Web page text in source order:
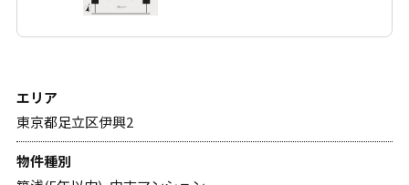
エリア
東京都足立区伊興2
物件種別